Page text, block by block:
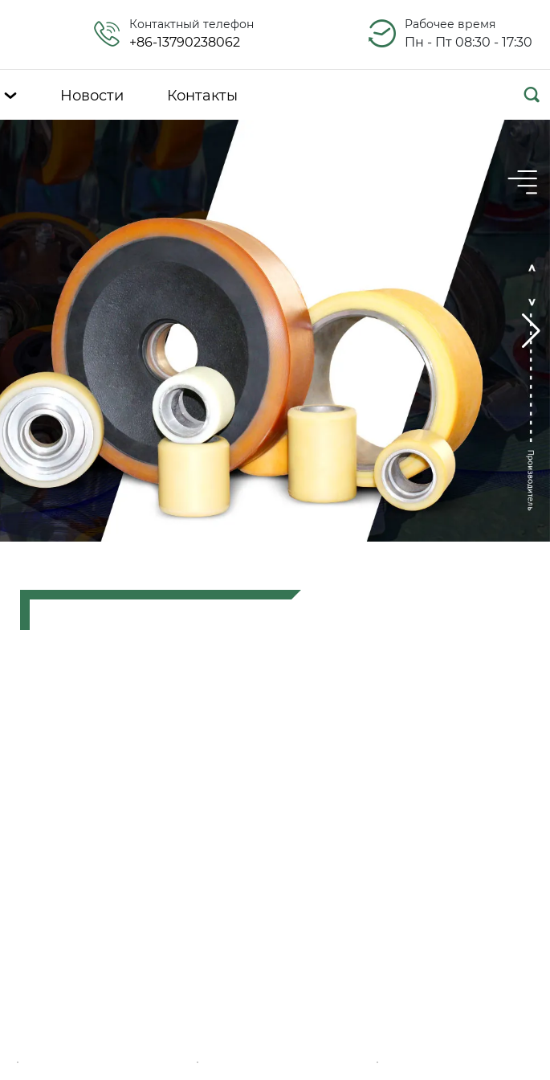
Контактный телефон
+86-13790238062
Рабочее время
Пн - Пт 08:30 - 17:30
 Новости Контакты 